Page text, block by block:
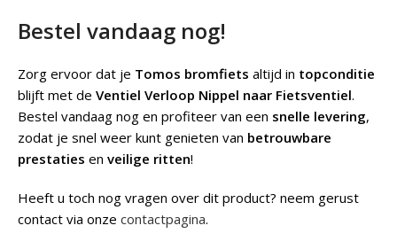
Bestel vandaag nog!
Zorg ervoor dat je Tomos bromfiets altijd in topconditie
blijft met de Ventiel Verloop Nippel naar Fietsventiel.
Bestel vandaag nog en profiteer van een snelle levering,
zodat je snel weer kunt genieten van betrouwbare
prestaties en veilige ritten!
Heeft u toch nog vragen over dit product? neem gerust
contact via onze contactpagina.